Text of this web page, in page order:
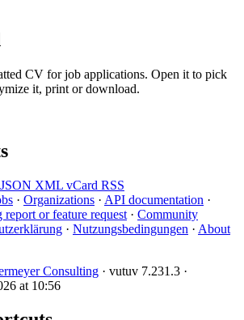
CV for job applications. Open it to pick
it, print or download.
JSON XML vCard RSS
· Organizations · API documentation ·
report or feature request · Community
· Nutzungsbedingungen · About
Consulting · vutuv 7.231.3 ·
at 10:56